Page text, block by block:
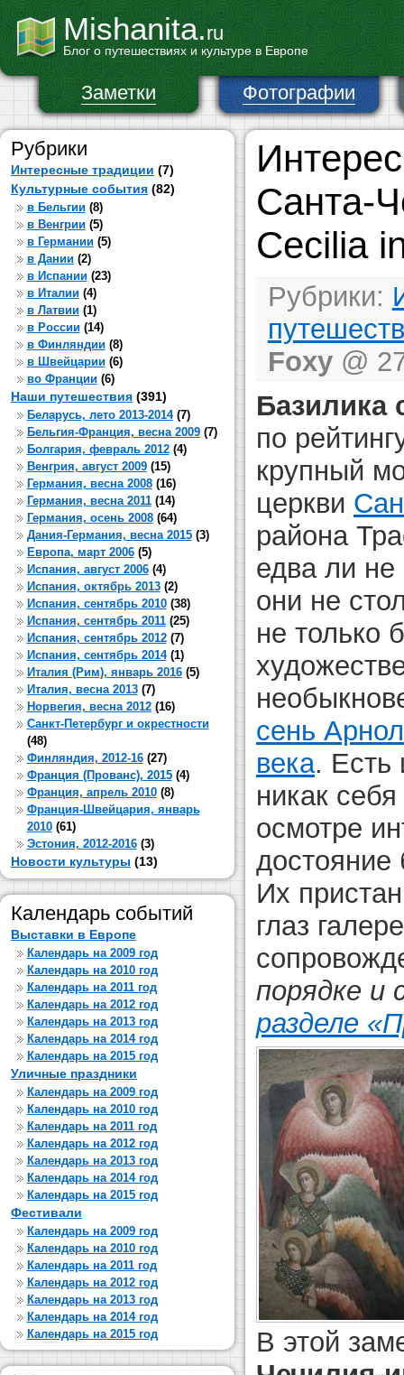
Mishanita.ru
Блог о путешествиях и культуре в Европе
Заметки Фотографии
Рубрики
Интересные традиции (7)
Культурные события (82)
в Бельгии(8)
в Венгрии(5)
в Германии(5)
в Дании(2)
в Испании(23)
в Италии(4)
в Латвии(1)
в России(14)
в Финляндии(8)
в Швейцарии(6)
во Франции(6)
Наши путешествия (391)
Беларусь, лето 2013-2014(7)
Бельгия-Франция, весна 2009(7)
Болгария, февраль 2012(4)
Венгрия, август 2009(15)
Германия, весна 2008(16)
Германия, весна 2011(14)
Германия, осень 2008(64)
Дания-Германия, весна 2015(3)
Европа, март 2006(5)
Испания, август 2006(4)
Испания, октябрь 2013(2)
Испания, сентябрь 2010(38)
Испания, сентябрь 2011(25)
Испания, сентябрь 2012(7)
Испания, сентябрь 2014(1)
Италия (Рим), январь 2016(5)
Италия, весна 2013(7)
Норвегия, весна 2012(16)
Санкт-Петербург и окрестности
(48)
Финляндия, 2012-16(27)
Франция (Прованс), 2015(4)
Франция, апрель 2010(8)
Франция-Швейцария, январь
2010(61)
Эстония, 2012-2016(3)
Новости культуры (13)
Календарь событий
Выставки в Европе
Календарь на 2009 год
Календарь на 2010 год
Календарь на 2011 год
Календарь на 2012 год
Календарь на 2013 год
Календарь на 2014 год
Календарь на 2015 год
Уличные праздники
Календарь на 2009 год
Календарь на 2010 год
Календарь на 2011 год
Календарь на 2012 год
Календарь на 2013 год
Календарь на 2014 год
Календарь на 2015 год
Фестивали
Календарь на 2009 год
Календарь на 2010 год
Календарь на 2011 год
Календарь на 2012 год
Календарь на 2013 год
Календарь на 2014 год
Календарь на 2015 год
Санта-
Cecilia
Рубрики:
Foxy@
Базилика
по
крупный
церкви
района
едва ли
они не
не только
сень
века. Есть
никак
осмотре
Их
глаз
порядке и
разделе
В этой